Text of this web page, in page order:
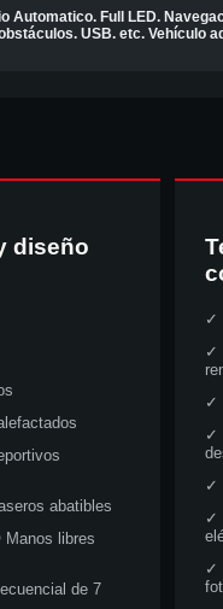
Automatico. Full LED.
USB. etc. Vehículo
diseño
abatibles
Manos libres
de 7
✓
✓
✓
✓
✓
✓
✓